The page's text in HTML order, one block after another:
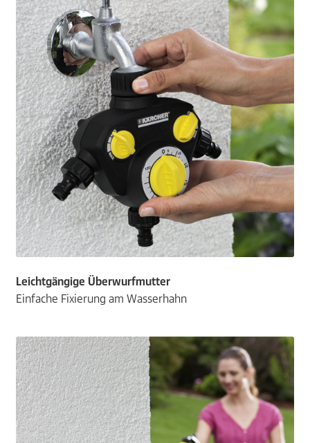
Leichtgängige Überwurfmutter
Einfache Fixierung am Wasserhahn